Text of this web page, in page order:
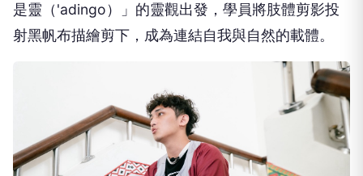
是靈（'adingo）」的靈觀出發，學員將肢體剪影投
射黑帆布描繪剪下，成為連結自我與自然的載體。